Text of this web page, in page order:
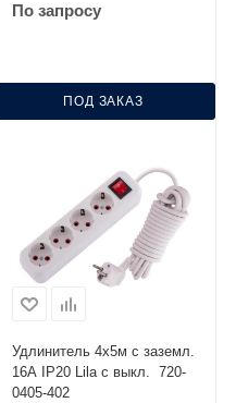
По запросу
ПОД ЗАКАЗ
Удлинитель 4х5м с заземл.
16А IP20 Lila с выкл. 720-
0405-402